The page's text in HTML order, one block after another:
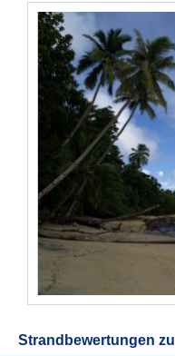
Strandbewertungen zu